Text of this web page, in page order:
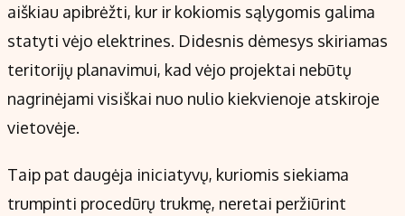
aiškiau apibrėžti, kur ir kokiomis sąlygomis galima
statyti vėjo elektrines. Didesnis dėmesys skiriamas
teritorijų planavimui, kad vėjo projektai nebūtų
nagrinėjami visiškai nuo nulio kiekvienoje atskiroje
vietovėje.
Taip pat daugėja iniciatyvų, kuriomis siekiama
trumpinti procedūrų trukmę, neretai peržiūrint